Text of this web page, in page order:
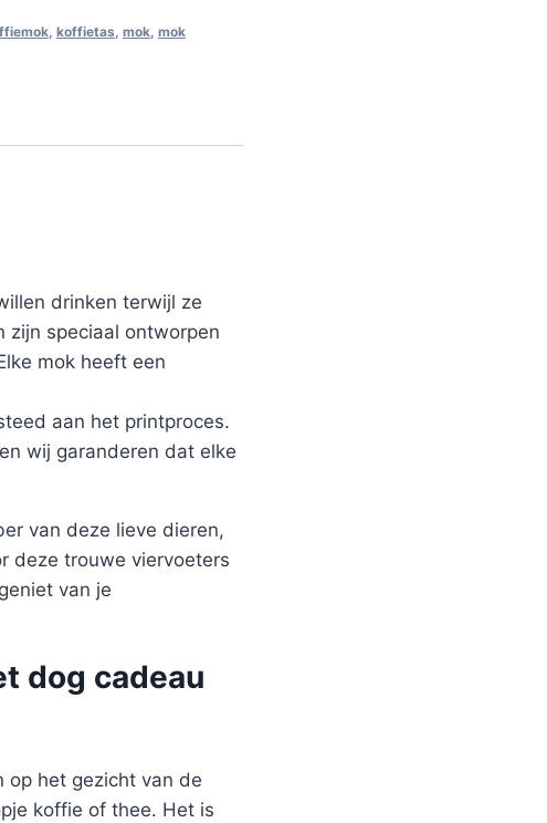
, koffietas mok, mok
drinken terwijl ze
zijn speciaal ontworpen
mok heeft een
aan het printproces.
wij garanderen dat elke
van deze lieve dieren,
deze trouwe viervoeters
van je
dog cadeau
op het gezicht van de
koffie of thee. Het is